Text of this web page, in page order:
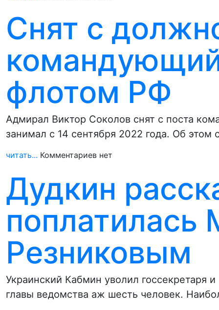
Снят с
флотом РФ
Адмирал Виктор Соколов снят с поста
занимал с 14 сентября 2022 года. Об
читать... Комментариев нет
Дудкин
поплатилась
Резниковым
Украинский Кабмин уволил госсекретаря
главы ведомства аж шесть человек.